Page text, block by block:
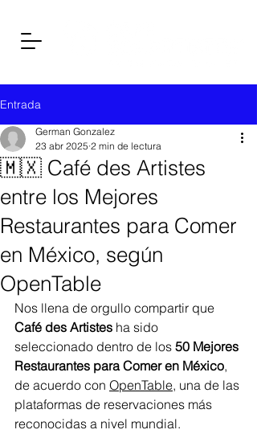
Entrada
🇲🇽 Café des Artistes
entre los Mejores
Restaurantes para Comer
en México, según
OpenTable
German Gonzalez
23 abr 2025 2 min de lectura
Nos llena de orgullo compartir que
Café des Artistes ha sido
seleccionado dentro de los 50 Mejores
Restaurantes para Comer en México,
de acuerdo con OpenTable, una de las
plataformas de reservaciones más
reconocidas a nivel mundial.